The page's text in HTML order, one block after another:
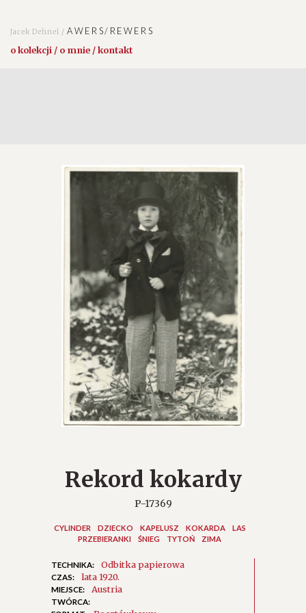
Jacek Dehnel /AWERS/REWERS
o kolekcji / o mnie / kontakt
Rekord kokardy
P-17369
CYLINDER DZIECKO KAPELUSZ KOKARDA
LAS
PRZEBIERANKI
ŚNIEG TYTOŃ ZIMA
TECHNIKA: Odbitka papierowa
CZAS: lata 1920.
MIEJSCE: Austria
TWÓRCA: